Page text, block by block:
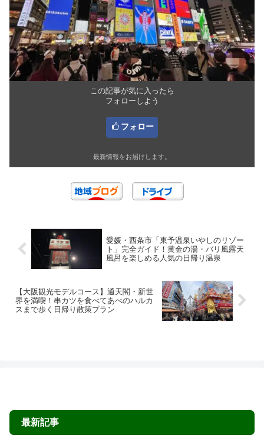
この記事が気に入ったら
フォローしよう
フォロー
最新情報をお届けします。
愛媛・西条市「東予温泉いやしのリゾー
ト」完全ガイド！黄金の湯・バリ風露天
風呂を楽しめる人気の日帰り温泉
【大阪観光モデルコース】通天閣・新世
界を満喫！串カツを食べてあべのハルカ
スまで歩く日帰り散策プラン
最新記事